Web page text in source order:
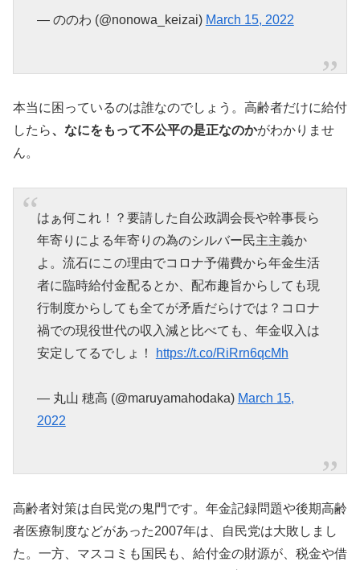
— ののわ (@nonowa_keizai) March 15, 2022
本当に困っているのは誰なのでしょう。高齢者だけに給付
したら、なにをもって不公平の是正なのかがわかりませ
ん。
はぁ何これ！？要請した自公政調会長や幹事長ら
年寄りによる年寄りの為のシルバー民主主義か
よ。流石にこの理由でコロナ予備費から年金生活
者に臨時給付金配るとか、配布趣旨からしても現
行制度からしても全てが矛盾だらけでは？コロナ
禍での現役世代の収入減と比べても、年金収入は
安定してるでしょ！
https://t.co/RiRrn6qcMh
— 丸山 穂高 (@maruyamahodaka) March 15,
2022
高齢者対策は自民党の鬼門です。年金記録問題や後期高齢
者医療制度などがあった2007年は、自民党は大敗しまし
た。一方、マスコミも国民も、給付金の財源が、税金や借